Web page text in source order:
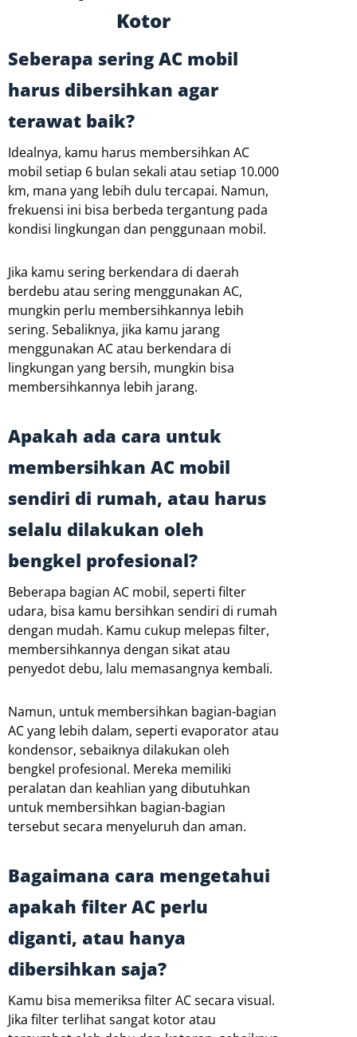
Kotor
Seberapa sering AC mobil
harus dibersihkan agar
terawat baik?
Idealnya, kamu harus membersihkan AC
mobil setiap 6 bulan sekali atau setiap 10.000
km, mana yang lebih dulu tercapai. Namun,
frekuensi ini bisa berbeda tergantung pada
kondisi lingkungan dan penggunaan mobil.
Jika kamu sering berkendara di daerah
berdebu atau sering menggunakan AC,
mungkin perlu membersihkannya lebih
sering. Sebaliknya, jika kamu jarang
menggunakan AC atau berkendara di
lingkungan yang bersih, mungkin bisa
membersihkannya lebih jarang.
Apakah ada cara untuk
membersihkan AC mobil
sendiri di rumah, atau harus
selalu dilakukan oleh
bengkel profesional?
Beberapa bagian AC mobil, seperti filter
udara, bisa kamu bersihkan sendiri di rumah
dengan mudah. Kamu cukup melepas filter,
membersihkannya dengan sikat atau
penyedot debu, lalu memasangnya kembali.
Namun, untuk membersihkan bagian-bagian
AC yang lebih dalam, seperti evaporator atau
kondensor, sebaiknya dilakukan oleh
bengkel profesional. Mereka memiliki
peralatan dan keahlian yang dibutuhkan
untuk membersihkan bagian-bagian
tersebut secara menyeluruh dan aman.
Bagaimana cara mengetahui
apakah filter AC perlu
diganti, atau hanya
dibersihkan saja?
Kamu bisa memeriksa filter AC secara visual.
Jika filter terlihat sangat kotor atau